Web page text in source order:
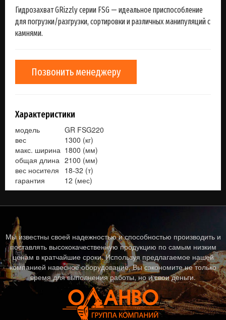
Гидрозахват GRizzly серии FSG — идеальное приспособление
для погрузки/разгрузки, сортировки и различных манипуляций с
камнями.
Позвонить менеджеру
Характеристики
модель
GR FSG220
вес
1300 (кг)
макс. ширина 1800 (мм)
общая длина 2100 (мм)
вес носителя
18-32 (т)
гарантия
12 (мес)
Мы известны своей надежностью и способностью производить и
поставлять высококачественную продукцию по самым низким
ценам в кратчайшие сроки. Используя предлагаемое нашей
компанией навесное оборудование, Вы сэкономите не только
время для выполнения работы, но и свои деньги.